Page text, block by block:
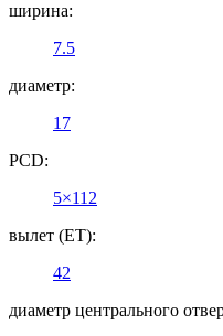
ширина:
7.5
диаметр:
17
PCD:
5×112
вылет (ET):
42
диаметр центрального